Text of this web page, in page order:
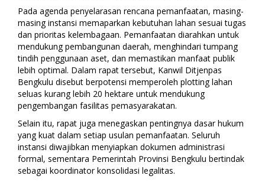
Pada agenda penyelarasan rencana pemanfaatan, masing-
masing instansi memaparkan kebutuhan lahan sesuai tugas
dan prioritas kelembagaan. Pemanfaatan diarahkan untuk
mendukung pembangunan daerah, menghindari tumpang
tindih penggunaan aset, dan memastikan manfaat publik
lebih optimal. Dalam rapat tersebut, Kanwil Ditjenpas
Bengkulu disebut berpotensi memperoleh plotting lahan
seluas kurang lebih 20 hektare untuk mendukung
pengembangan fasilitas pemasyarakatan.
Selain itu, rapat juga menegaskan pentingnya dasar hukum
yang kuat dalam setiap usulan pemanfaatan. Seluruh
instansi diwajibkan menyiapkan dokumen administrasi
formal, sementara Pemerintah Provinsi Bengkulu bertindak
sebagai koordinator konsolidasi legalitas.